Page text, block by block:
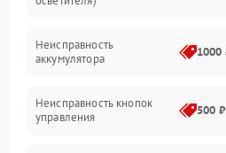
Неисправность
аккумулятора
1000
Неисправность кнопок
управления
500 ₽